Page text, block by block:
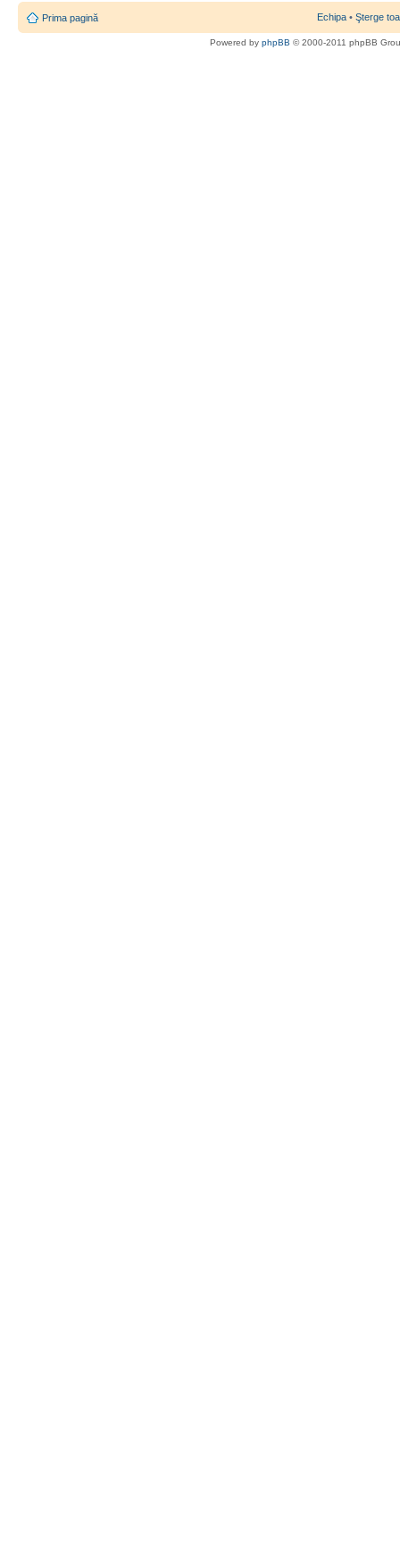
Prima pagină Echipa • Şterge
Powered by phpBB © 2000-2011 phpBB